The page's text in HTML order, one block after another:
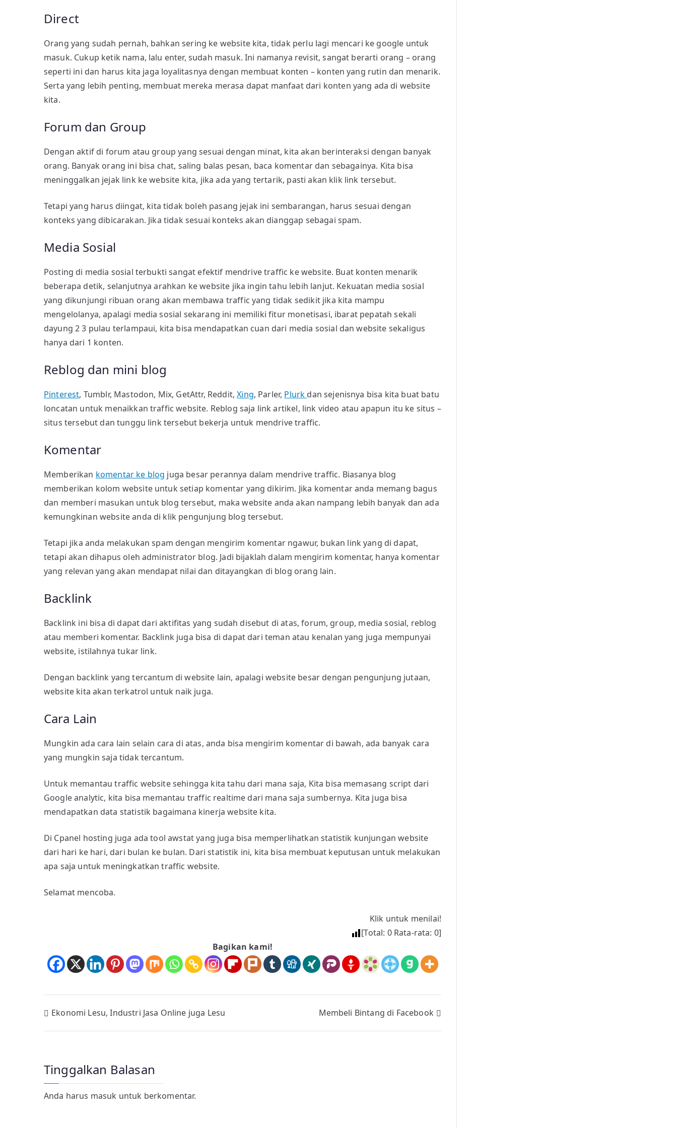
Direct
Orang yang sudah pernah, bahkan sering ke website kita, tidak perlu lagi mencari ke google untuk
masuk. Cukup ketik nama, lalu enter, sudah masuk. Ini namanya revisit, sangat berarti orang – orang
seperti ini dan harus kita jaga loyalitasnya dengan membuat konten – konten yang rutin dan menarik.
Serta yang lebih penting, membuat mereka merasa dapat manfaat dari konten yang ada di website
kita.
Forum dan Group
Dengan aktif di forum atau group yang sesuai dengan minat, kita akan berinteraksi dengan banyak
orang. Banyak orang ini bisa chat, saling balas pesan, baca komentar dan sebagainya. Kita bisa
meninggalkan jejak link ke website kita, jika ada yang tertarik, pasti akan klik link tersebut.
Tetapi yang harus diingat, kita tidak boleh pasang jejak ini sembarangan, harus sesuai dengan
konteks yang dibicarakan. Jika tidak sesuai konteks akan dianggap sebagai spam.
Media Sosial
Posting di media sosial terbukti sangat efektif mendrive traffic ke website. Buat konten menarik
beberapa detik, selanjutnya arahkan ke website jika ingin tahu lebih lanjut. Kekuatan media sosial
yang dikunjungi ribuan orang akan membawa traffic yang tidak sedikit jika kita mampu
mengelolanya, apalagi media sosial sekarang ini memiliki fitur monetisasi, ibarat pepatah sekali
dayung 2 3 pulau terlampaui, kita bisa mendapatkan cuan dari media sosial dan website sekaligus
hanya dari 1 konten.
Reblog dan mini blog
Pinterest, Tumblr, Mastodon, Mix, GetAttr, Reddit,Xing, Parler, Plurk dan sejenisnya bisa kita buat batu
loncatan untuk menaikkan traffic website. Reblog saja link artikel, link video atau apapun itu ke situs –
situs tersebut dan tunggu link tersebut bekerja untuk mendrive traffic.
Komentar
Memberikan komentar ke blog juga besar perannya dalam mendrive traffic. Biasanya blog
memberikan kolom website untuk setiap komentar yang dikirim. Jika komentar anda memang bagus
dan memberi masukan untuk blog tersebut, maka website anda akan nampang lebih banyak dan ada
kemungkinan website anda di klik pengunjung blog tersebut.
Tetapi jika anda melakukan spam dengan mengirim komentar ngawur, bukan link yang di dapat,
tetapi akan dihapus oleh administrator blog. Jadi bijaklah dalam mengirim komentar, hanya komentar
yang relevan yang akan mendapat nilai dan ditayangkan di blog orang lain.
Backlink
Backlink ini bisa di dapat dari aktifitas yang sudah disebut di atas, forum, group, media sosial, reblog
atau memberi komentar. Backlink juga bisa di dapat dari teman atau kenalan yang juga mempunyai
website, istilahnya tukar link.
Dengan backlink yang tercantum di website lain, apalagi website besar dengan pengunjung jutaan,
website kita akan terkatrol untuk naik juga.
Cara Lain
Mungkin ada cara lain selain cara di atas, anda bisa mengirim komentar di bawah, ada banyak cara
yang mungkin saja tidak tercantum.
Untuk memantau traffic website sehingga kita tahu dari mana saja, Kita bisa memasang script dari
Google analytic, kita bisa memantau traffic realtime dari mana saja sumbernya. Kita juga bisa
mendapatkan data statistik bagaimana kinerja website kita.
Di Cpanel hosting juga ada tool awstat yang juga bisa memperlihatkan statistik kunjungan website
dari hari ke hari, dari bulan ke bulan. Dari statistik ini, kita bisa membuat keputusan untuk melakukan
apa saja untuk meningkatkan traffic website.
Selamat mencoba.
Klik untuk menilai!
[Total: 0Rata-rata: 0]
Bagikan kami!
Navigasi
pos
Ekonomi Lesu, Industri Jasa Online juga Lesu Membeli Bintang di Facebook
Tinggalkan Balasan
Anda harus masuk untuk berkomentar.